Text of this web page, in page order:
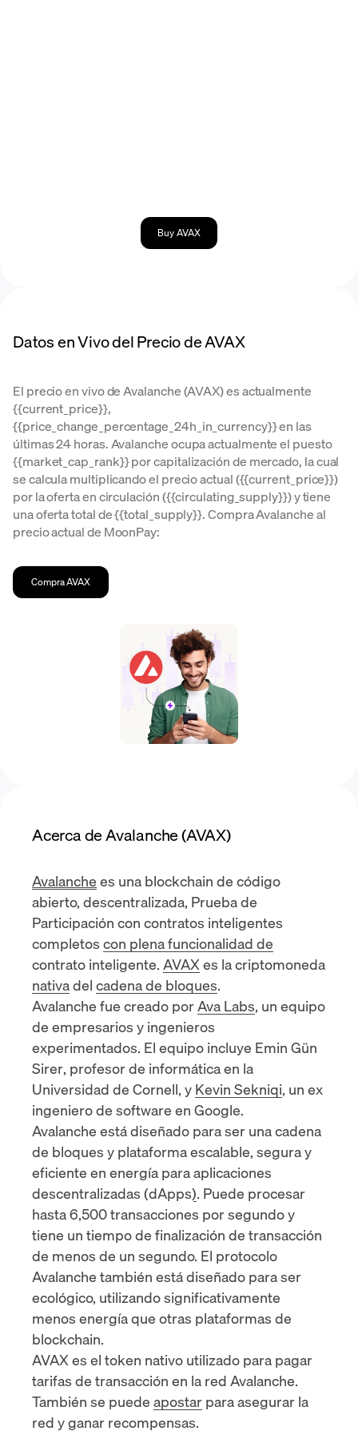
Buy AVAX
Datos en Vivo del Precio de AVAX
El precio en vivo de Avalanche (AVAX) es actualmente
{{current_price}},
{{price_change_percentage_24h_in_currency}} en las
últimas 24 horas. Avalanche ocupa actualmente el puesto
{{market_cap_rank}} por capitalización de mercado, la cual
se calcula multiplicando el precio actual ({{current_price}})
por la oferta en circulación ({{circulating_supply}}) y tiene
una oferta total de {{total_supply}}. Compra Avalanche al
precio actual de MoonPay:
Compra AVAX
Acerca de Avalanche (AVAX)
Avalanche es una blockchain de código
abierto, descentralizada, Prueba de
Participación con contratos inteligentes
completos con plena funcionalidad de
contrato inteligente. AVAX es la criptomoneda
nativadel cadena de bloques.
Avalanche fue creado porAva Labs, un equipo
de empresarios y ingenieros
experimentados. El equipo incluye Emin Gün
Sirer, profesor de informática en la
Universidad de Cornell, y Kevin Sekniqi, un ex
ingeniero de software en Google.
Avalanche está diseñado para ser una cadena
de bloques y plataforma escalable, segura y
eficiente en energía paraaplicaciones
descentralizadas (dApps). Puede procesar
hasta 6,500 transacciones por segundo y
tiene un tiempo de finalización de transacción
de menos de un segundo. El protocolo
Avalanche también está diseñado para ser
ecológico, utilizando significativamente
menos energía que otras plataformas de
blockchain.
AVAX es el token nativo utilizado para pagar
tarifas de transacción en la red Avalanche.
También se puede apostar para asegurar la
red y ganar recompensas.